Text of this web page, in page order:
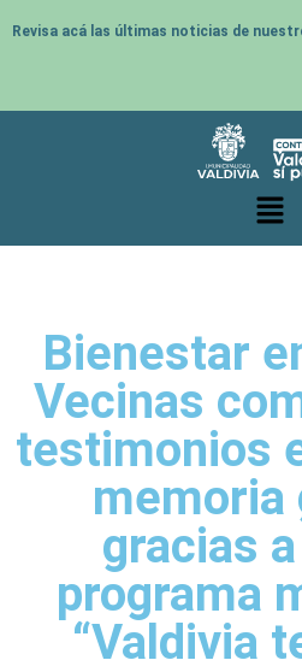
Revisa acá las últimas noticias de
Bienestar
Vecinas
testimonios
memoria
gracias
programa
“Valdivia